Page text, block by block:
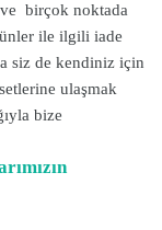
ve birçok noktada
ile ilgili iade
siz de kendiniz için
ulaşmak
bize